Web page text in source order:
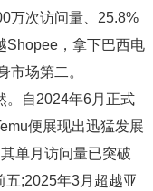
万次访问量、25.8%
Shopee，拿下巴西电
市场第二。
自2024年6月正式
便展现出迅猛发展
单月访问量已突破
五;2025年3月超越亚